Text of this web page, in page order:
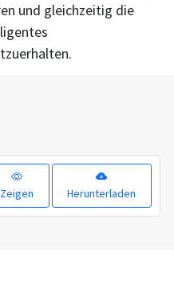
und gleichzeitig die
Zeigen Herunterladen